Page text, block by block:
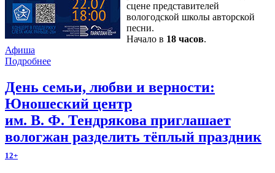
сцене представителей
вологодской школы авторской
песни.
Начало в 18 часов.
Афиша
Подробнее
День семьи, любви и верности:
Юношеский центр
им. В. Ф. Тендрякова приглашает
вологжан разделить тёплый праздник
12+